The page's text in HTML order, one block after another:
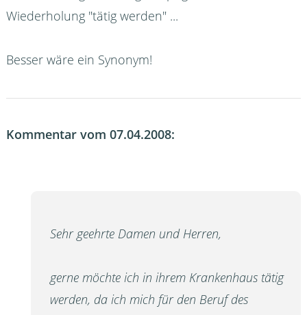
Wiederholung "tätig werden" ...
Besser wäre ein Synonym!
Kommentar vom 07.04.2008:
Sehr geehrte Damen und Herren,
gerne möchte ich in ihrem Krankenhaus tätig
werden, da ich mich für den Beruf des